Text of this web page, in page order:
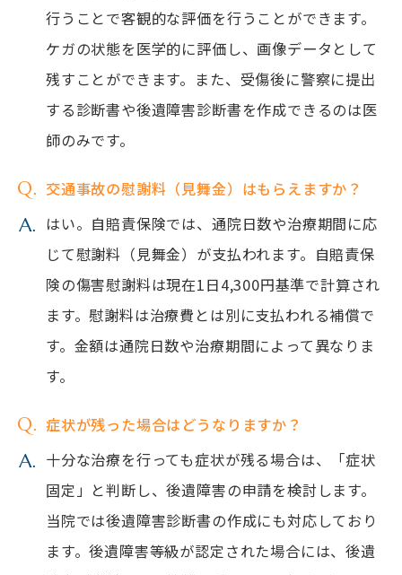
行うことで客観的な評価を行うことができます。
ケガの状態を医学的に評価し、画像データとして
残すことができます。また、受傷後に警察に提出
する診断書や後遺障害診断書を作成できるのは医
師のみです。
交通事故の慰謝料（見舞金）はもらえますか？
はい。自賠責保険では、通院日数や治療期間に応
じて慰謝料（見舞金）が支払われます。自賠責保
険の傷害慰謝料は現在1日4,300円基準で計算され
ます。慰謝料は治療費とは別に支払われる補償で
す。金額は通院日数や治療期間によって異なりま
す。
症状が残った場合はどうなりますか？
十分な治療を行っても症状が残る場合は、「症状
固定」と判断し、後遺障害の申請を検討します。
当院では後遺障害診断書の作成にも対応しており
ます。後遺障害等級が認定された場合には、後遺